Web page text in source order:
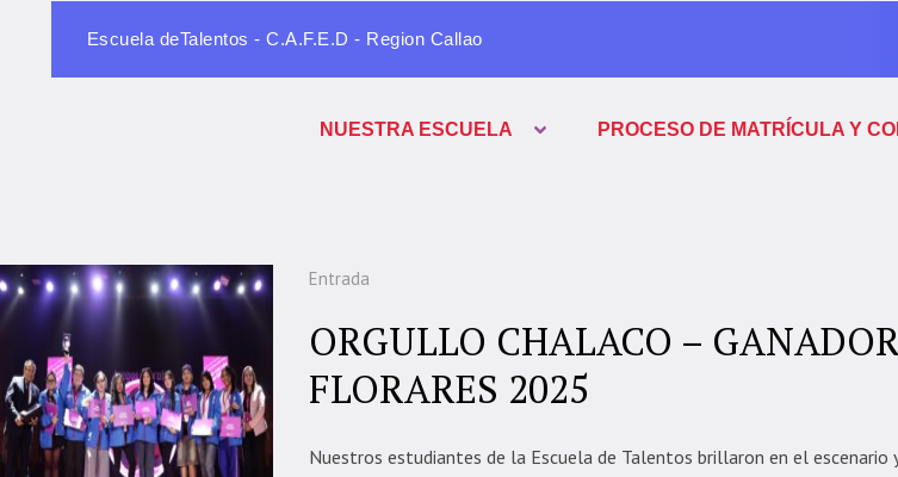
Escuela deTalentos - C.A.F.E.D - Region Callao
NUESTRA ESCUELA PROCESO DE MATRÍCULA Y
Entrada
ORGULLO CHALACO –
FLORARES 2025
Nuestros estudiantes de la Escuela de Talentos brillaron en el